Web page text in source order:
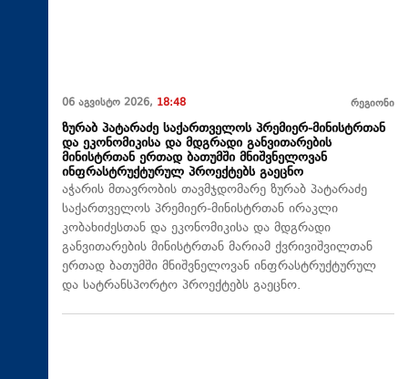
06 აგვისტო 2026, 18:48 რეგიონი
ზურაბ პატარაძე საქართველოს პრემიერ-მინისტრთან
და ეკონომიკისა და მდგრადი განვითარების
მინისტრთან ერთად ბათუმში მნიშვნელოვან
ინფრასტრუქტურულ პროექტებს გაეცნო
აჭარის მთავრობის თავმჯდომარე ზურაბ პატარაძე
საქართველოს პრემიერ-მინისტრთან ირაკლი
კობახიძესთან და ეკონომიკისა და მდგრადი
განვითარების მინისტრთან მარიამ ქვრივიშვილთან
ერთად ბათუმში მნიშვნელოვან ინფრასტრუქტურულ
და სატრანსპორტო პროექტებს გაეცნო.